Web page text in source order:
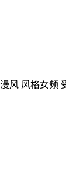
风 风格女频